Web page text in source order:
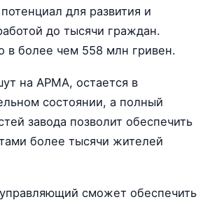
для развития и
до тысячи граждан.
в более чем 558 млн гривен.
на АРМА, остается в
состоянии, а полный
завода позволит обеспечить
более тысячи жителей
сможет обеспечить